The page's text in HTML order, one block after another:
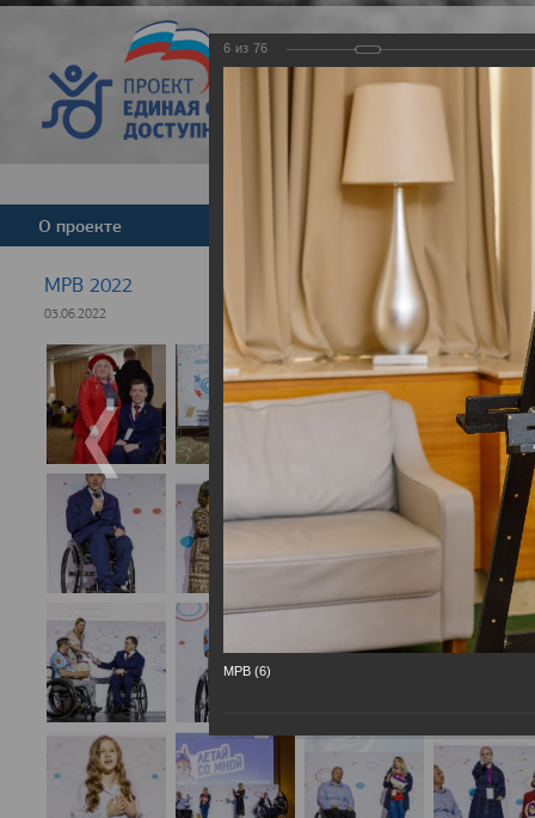
Версия для
О проекте Новости
МРВ 2022
03.06.2022
6 из 76
МРВ (6)